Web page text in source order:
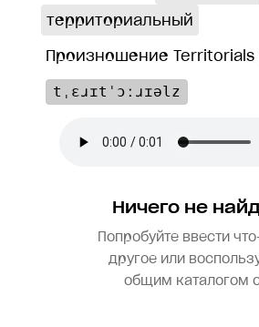
территориальный
Произношение Territorials
tˌɛɹɪtˈɔːɹɪəlz
Ничего не
Попробуйте ввести
другое или
общим каталогом